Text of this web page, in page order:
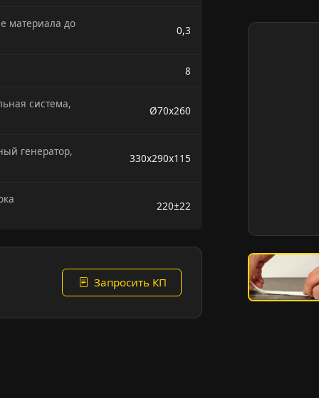
материала до
0,3
8
система,
Ø70х260
генератор,
330х290х115
220±22
Запросить КП